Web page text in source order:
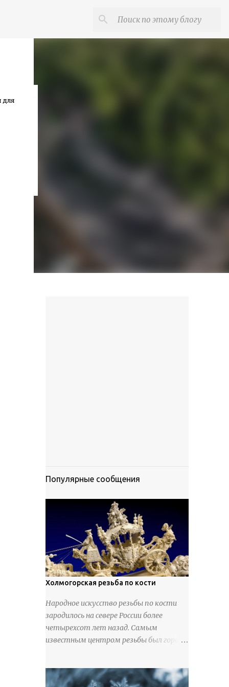
для
Популярные сообщения
Холмогорская резьба по кости
Народное искусство резьбы по кости
зародилось на севере России более
четырехсот лет назад. Самым
известным центром резьбы был город
служили кости тюленей, рыб и моржей.